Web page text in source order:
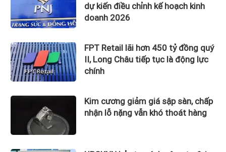
dự kiến điều chỉnh kế hoạch kinh
doanh 2026
FPT Retail lãi hơn 450 tỷ đồng quý
II, Long Châu tiếp tục là động lực
chính
Kim cương giảm giá sập sàn, chấp
nhận lỗ nặng vẫn khó thoát hàng